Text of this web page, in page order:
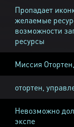
Пропадает
желаемые
возможности
ресурсы
Миссия
отортен,
Невозможно
экспе